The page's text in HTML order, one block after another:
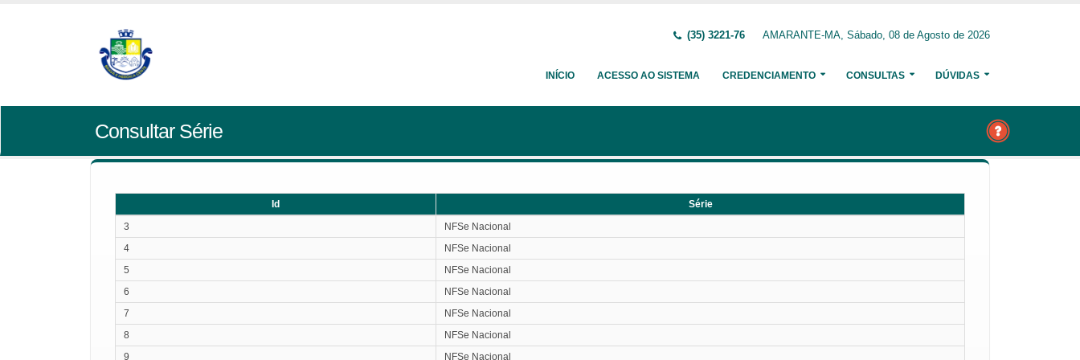
(35) 3221-76 AMARANTE-MA, Sábado, 08 de Agosto de 2026
INÍCIO ACESSO AO SISTEMA CREDENCIAMENTO CONSULTAS DÚVIDAS
Consultar Série
Id
Série
3
NFSe Nacional
4
NFSe Nacional
5
NFSe Nacional
6
NFSe Nacional
7
NFSe Nacional
8
NFSe Nacional
9
NFSe Nacional